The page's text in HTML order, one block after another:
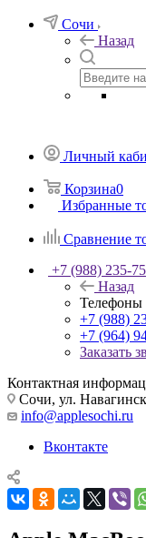
Сочи
Назад
Личный
Корзина0
Избранные
Сравнение
+7 (988) 235-
Назад
Телефоны
+7 (988)
+7 (964)
Заказать
Контактная
Сочи, ул.
info@applesochi.ru
Вконтакте